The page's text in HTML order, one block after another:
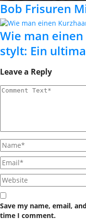
Bob Frisuren
Wie man
stylt: Ein
Leave a Reply
Save my name, email,
time I comment.